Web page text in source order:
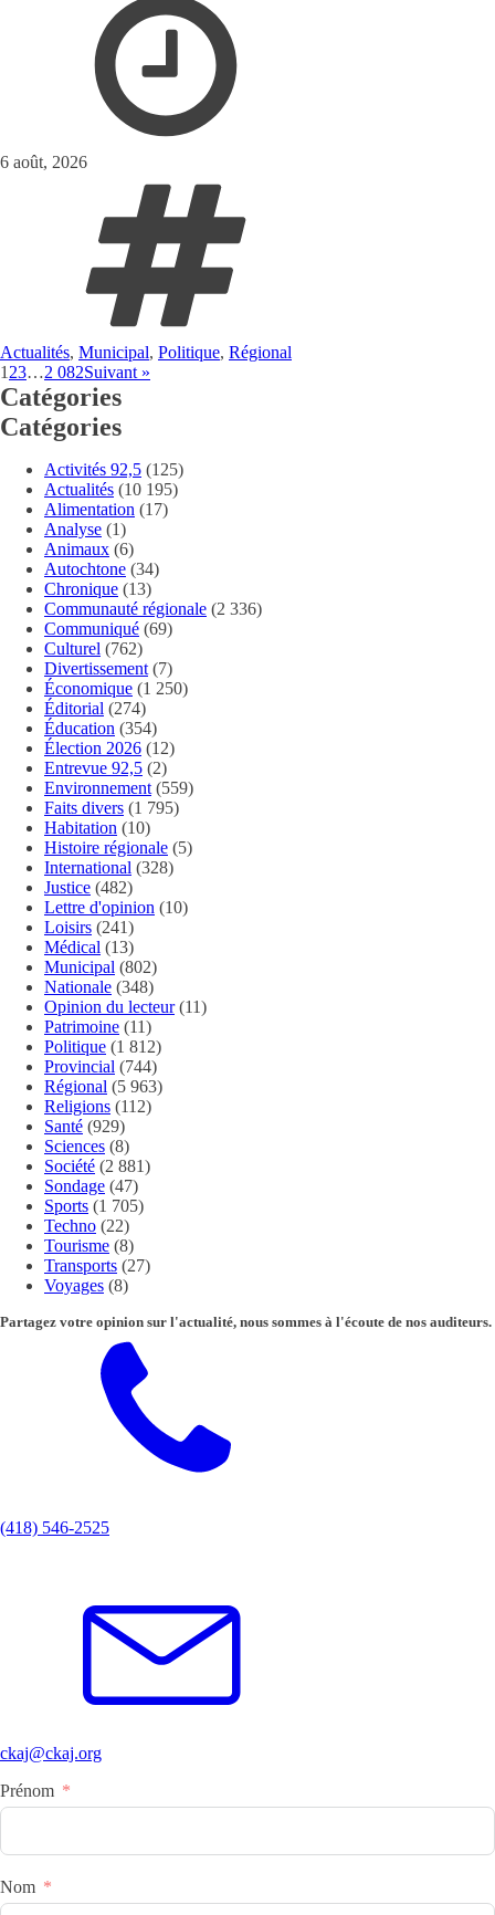
6 août, 2026
Actualités, Municipal, Politique, Régional
1 23…2 082Suivant »
Catégories
Catégories
Activités 92,5 (125)
Actualités (10 195)
Alimentation (17)
Analyse (1)
Animaux (6)
Autochtone (34)
Chronique (13)
Communauté régionale (2 336)
Communiqué (69)
Culturel (762)
Divertissement (7)
Économique (1 250)
Éditorial (274)
Éducation (354)
Élection 2026 (12)
Entrevue 92,5 (2)
Environnement (559)
Faits divers (1 795)
Habitation (10)
Histoire régionale (5)
International (328)
Justice (482)
Lettre d'opinion (10)
Loisirs (241)
Médical (13)
Municipal (802)
Nationale (348)
Opinion du lecteur(11)
Patrimoine (11)
Politique (1 812)
Provincial (744)
Régional (5 963)
Religions (112)
Santé (929)
Sciences (8)
Société (2 881)
Sondage (47)
Sports (1 705)
Techno (22)
Tourisme (8)
Transports (27)
Voyages (8)
Partagez votre opinion sur l'actualité, nous sommes à l'écoute de nos auditeurs.
(418) 546-2525
ckaj@ckaj.org
Prénom
Nom